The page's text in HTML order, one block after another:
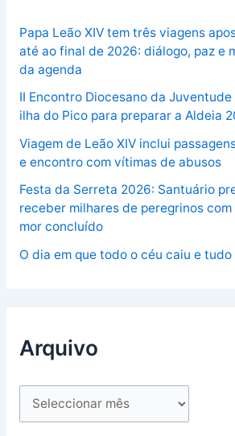
Papa Leão XIV tem três viagens
até ao final de 2026: diálogo, paz e
da agenda
II Encontro Diocesano da
ilha do Pico para preparar a Aldeia
Viagem de Leão XIV inclui
e encontro com vítimas de abusos
Festa da Serreta 2026: Santuário
receber milhares de peregrinos
mor concluído
O dia em que todo o céu caiu e
Arquivo